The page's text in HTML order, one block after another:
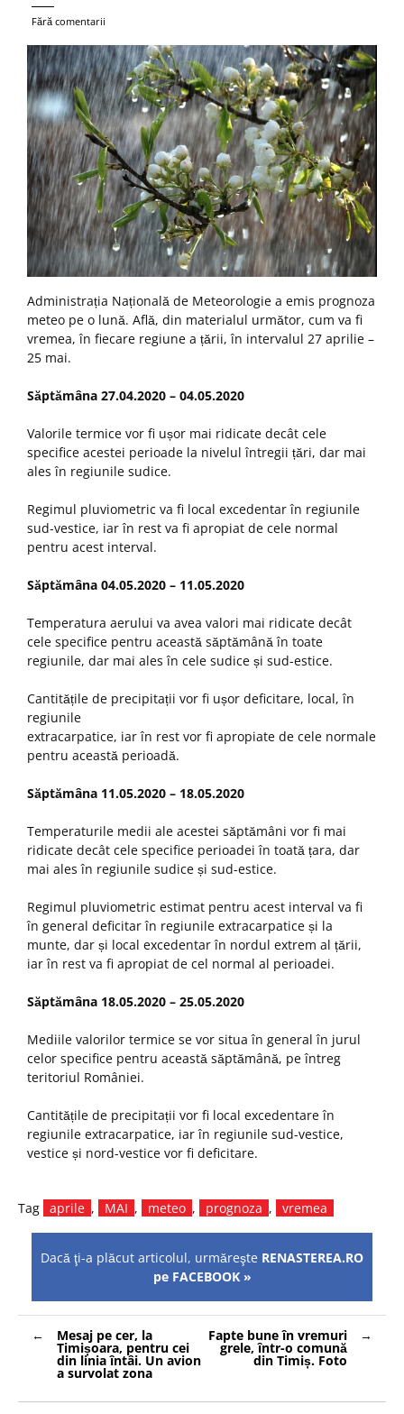
Fără comentarii
Administrația Națională de Meteorologie a emis prognoza
meteo pe o lună. Află, din materialul următor, cum va fi
vremea, în fiecare regiune a țării, în intervalul 27 aprilie –
25 mai.
Săptămâna 27.04.2020 – 04.05.2020
Valorile termice vor fi ușor mai ridicate decât cele
specifice acestei perioade la nivelul întregii țări, dar mai
ales în regiunile sudice.
Regimul pluviometric va fi local excedentar în regiunile
sud-vestice, iar în rest va fi apropiat de cele normal
pentru acest interval.
Săptămâna 04.05.2020 – 11.05.2020
Temperatura aerului va avea valori mai ridicate decât
cele specifice pentru această săptămână în toate
regiunile, dar mai ales în cele sudice și sud-estice.
Cantitățile de precipitații vor fi ușor deficitare, local, în
regiunile
extracarpatice, iar în rest vor fi apropiate de cele normale
pentru această perioadă.
Săptămâna 11.05.2020 – 18.05.2020
Temperaturile medii ale acestei săptămâni vor fi mai
ridicate decât cele specifice perioadei în toată țara, dar
mai ales în regiunile sudice și sud-estice.
Regimul pluviometric estimat pentru acest interval va fi
în general deficitar în regiunile extracarpatice și la
munte, dar și local excedentar în nordul extrem al țării,
iar în rest va fi apropiat de cel normal al perioadei.
Săptămâna 18.05.2020 – 25.05.2020
Mediile valorilor termice se vor situa în general în jurul
celor specifice pentru această săptămână, pe întreg
teritoriul României.
Cantitățile de precipitații vor fi local excedentare în
regiunile extracarpatice, iar în regiunile sud-vestice,
vestice și nord-vestice vor fi deficitare.
Tag aprile , MAI , meteo , prognoza , vremea
Dacă ţi-a plăcut articolul, urmăreşte RENASTEREA.RO
pe FACEBOOK »
Navigare
în
articole
Mesaj pe cer, la
Timișoara, pentru cei
din linia întâi. Un avion
a survolat zona
Fapte bune în vremuri
grele, într-o comună
din Timiș. Foto